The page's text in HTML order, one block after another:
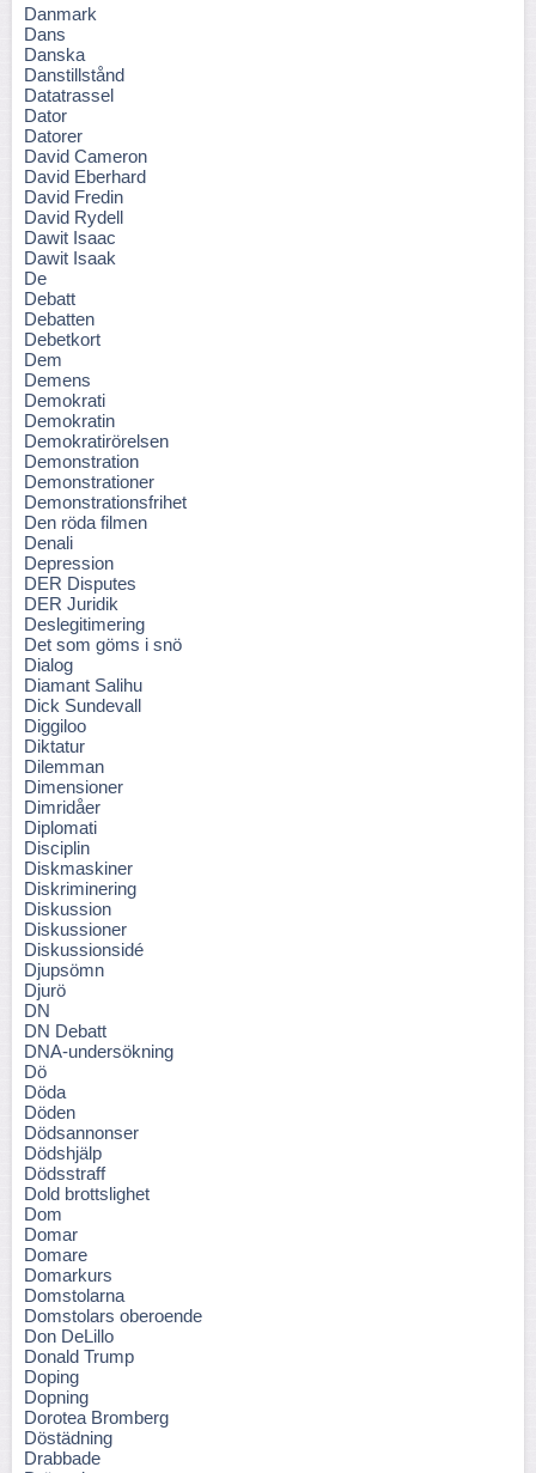
Danmark
Dans
Danska
Danstillstånd
Datatrassel
Dator
Datorer
David Cameron
David Eberhard
David Fredin
David Rydell
Dawit Isaac
Dawit Isaak
De
Debatt
Debatten
Debetkort
Dem
Demens
Demokrati
Demokratin
Demokratirörelsen
Demonstration
Demonstrationer
Demonstrationsfrihet
Den röda filmen
Denali
Depression
DER Disputes
DER Juridik
Deslegitimering
Det som göms i snö
Dialog
Diamant Salihu
Dick Sundevall
Diggiloo
Diktatur
Dilemman
Dimensioner
Dimridåer
Diplomati
Disciplin
Diskmaskiner
Diskriminering
Diskussion
Diskussioner
Diskussionsidé
Djupsömn
Djurö
DN
DN Debatt
DNA-undersökning
Dö
Döda
Döden
Dödsannonser
Dödshjälp
Dödsstraff
Dold brottslighet
Dom
Domar
Domare
Domarkurs
Domstolarna
Domstolars oberoende
Don DeLillo
Donald Trump
Doping
Dopning
Dorotea Bromberg
Döstädning
Drabbade